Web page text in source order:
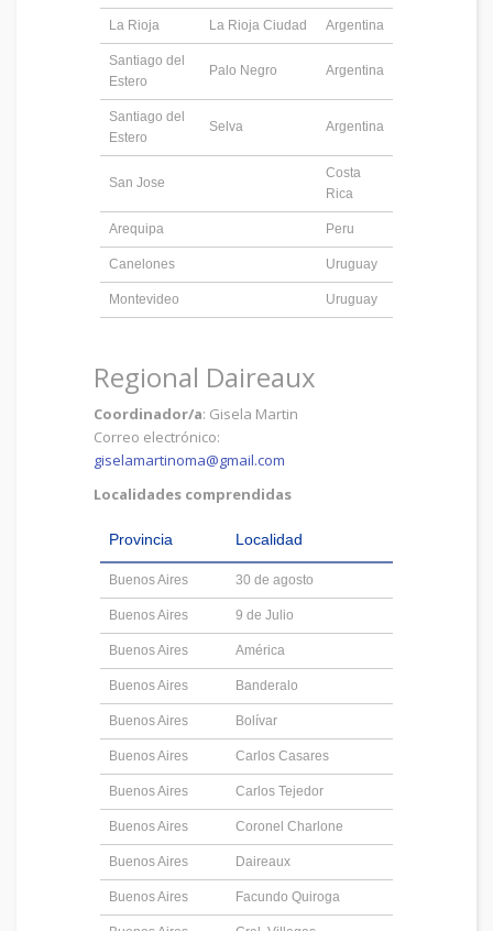
La Rioja La Rioja Ciudad Argentina
Santiago del
Estero
Palo Negro Argentina
Santiago del
Estero
Selva Argentina
San Jose
Costa
Rica
Arequipa Peru
Canelones Uruguay
Montevideo Uruguay
Regional Daireaux
Coordinador/a: Gisela Martin
Correo electrónico:
giselamartinoma@gmail.com
Localidades comprendidas
Provincia Localidad
Buenos Aires 30 de agosto
Buenos Aires 9 de Julio
Buenos Aires América
Buenos Aires Banderalo
Buenos Aires Bolívar
Buenos Aires Carlos Casares
Buenos Aires Carlos Tejedor
Buenos Aires Coronel Charlone
Buenos Aires Daireaux
Buenos Aires Facundo Quiroga